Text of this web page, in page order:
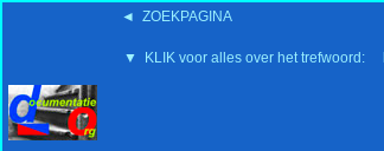
◄ ZOEKPAGINA
▼ KLIK voor alles over het trefwoord:
'15:19 19-2-2008